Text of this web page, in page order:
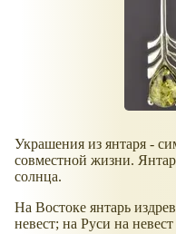
Украшения из янтаря -
совместной жизни.
солнца.
На Востоке янтарь
невест; на Руси на